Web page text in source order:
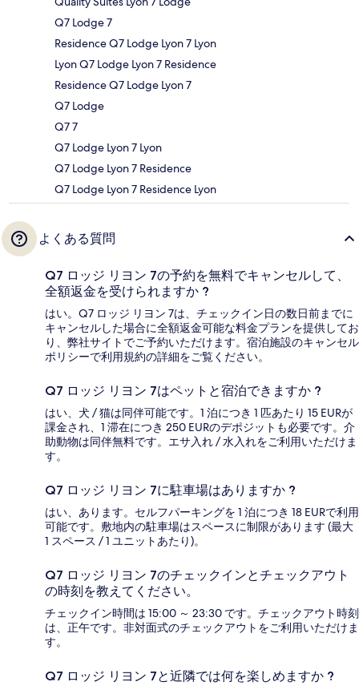
Q7 Lodge 7
Residence Q7 Lodge Lyon 7 Lyon
Lyon Q7 Lodge Lyon 7 Residence
Residence Q7 Lodge Lyon 7
Q7 Lodge
Q7 7
Q7 Lodge Lyon 7 Lyon
Q7 Lodge Lyon 7 Residence
Q7 Lodge Lyon 7 Residence Lyon
よくある質問
Q7 ロッジ リヨン 7の予約を無料でキャンセルして、
全額返金を受けられますか ?
はい。Q7 ロッジ リヨン 7は、チェックイン日の数日前までに
キャンセルした場合に全額返金可能な料金プランを提供してお
り、弊社サイトでご予約いただけます。宿泊施設のキャンセル
ポリシーで利用規約の詳細をご覧ください。
Q7 ロッジ リヨン 7はペットと宿泊できますか ?
はい、犬 / 猫は同伴可能です。1 泊につき 1 匹あたり 15 EURが
課金され、1 滞在につき 250 EURのデポジットも必要です。介
助動物は同伴無料です。エサ入れ / 水入れをご利用いただけま
す。
Q7 ロッジ リヨン 7に駐車場はありますか ?
はい、あります。セルフパーキングを 1 泊につき 18 EURで利用
可能です。敷地内の駐車場はスペースに制限があります (最大
1 スペース / 1 ユニットあたり)。
Q7 ロッジ リヨン 7のチェックインとチェックアウト
の時刻を教えてください。
チェックイン時間は 15:00 ～ 23:30 です。チェックアウト時刻
は、正午です。非対面式のチェックアウトをご利用いただけま
す。
Q7 ロッジ リヨン 7と近隣では何を楽しめますか ?